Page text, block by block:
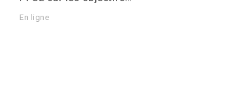
En ligne